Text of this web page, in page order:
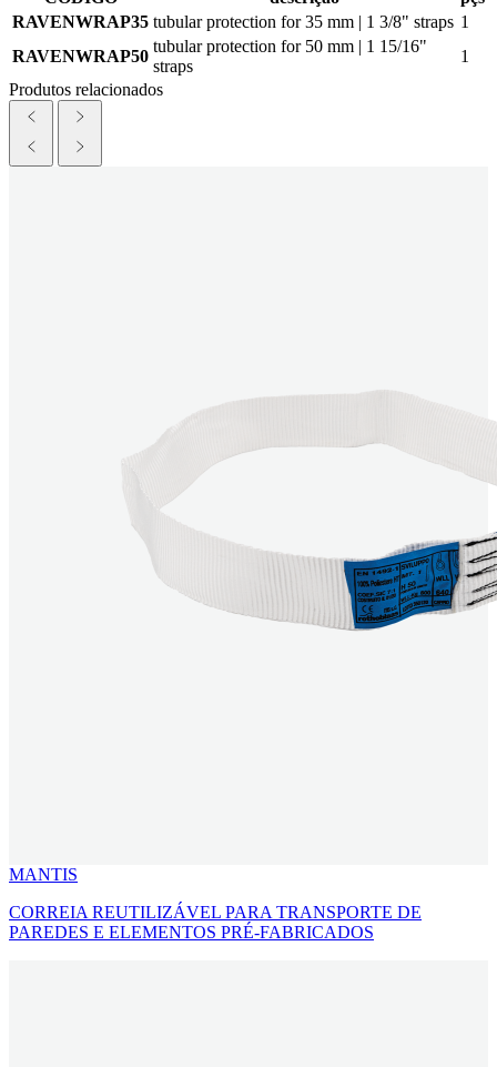
RAVENWRAP35 tubular protection for 35 mm | 1 3/8" straps 1
RAVENWRAP50
tubular protection for 50 mm | 1 15/16"
straps
1
Produtos relacionados
MANTIS
CORREIA REUTILIZÁVEL PARA TRANSPORTE DE
PAREDES E ELEMENTOS PRÉ-FABRICADOS